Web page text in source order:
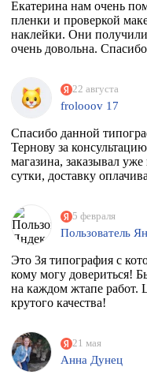
Екатерина нам очень
пленки и проверкой
наклейки. Они
очень довольна.
22 августа
frolooov 17
Спасибо данной
Тернову за
магазина, заказывал уже
сутки, доставку
5 февраля
Пользователь
Это 3я типография с
кому могу довериться!
на каждом жтапе работ.
крутого качества!
21 мая
Анна Дунец